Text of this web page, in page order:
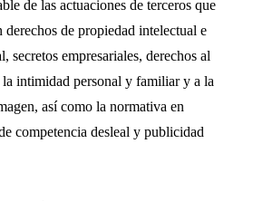
de las actuaciones de terceros que
derechos de propiedad intelectual e
secretos empresariales, derechos al
la intimidad personal y familiar y a la
así como la normativa en
competencia desleal y publicidad